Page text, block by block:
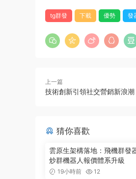
tg群發 下載 優勢 發
上一篇
技術創新引領社交營銷新浪
猜你喜歡
雲原生架構落地：飛機群發
炒群機器人報價體系升級
19小時前 12